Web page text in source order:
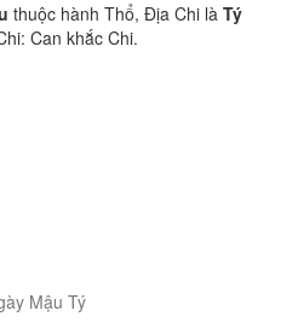
thuộc hành Thổ, Địa Chi là Tý
Can khắc Chi.
Mậu Tý